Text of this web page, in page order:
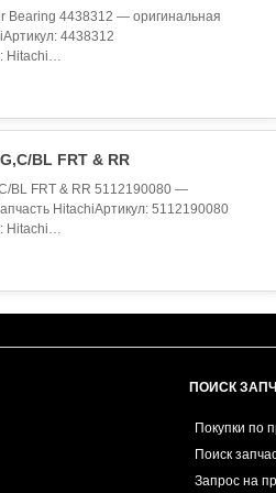
Bearing 4438312 — оригинальная
4438312
Hitachi
4438312 для спецтехники Hitachi.
полная совместимость, гарантия
характ..
BL FRT & RR
BL FRT & RR 5112190080 —
HitachiАртикул: 5112190080
Hitachi
& RR с артикулом 5112190080 для
ПОИСК
Покупки по
Поиск
Запрос на